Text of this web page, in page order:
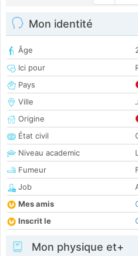
Mon identité
Âge
Ici pour
Pays
Ville
Origine
État civil
Niveau academic
Fumeur
Job
Mes amis
Inscrit le
Mon physique et+